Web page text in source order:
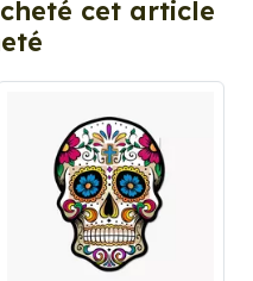
cet article